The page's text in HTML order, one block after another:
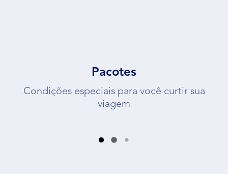
Pacotes
Condições especiais para você curtir sua
viagem